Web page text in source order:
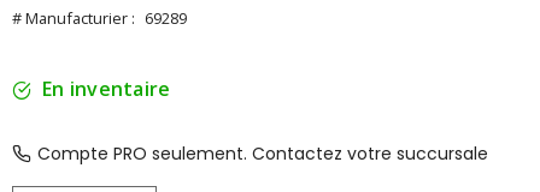
# Manufacturier : 69289
En inventaire
Compte PRO seulement. Contactez votre succursale